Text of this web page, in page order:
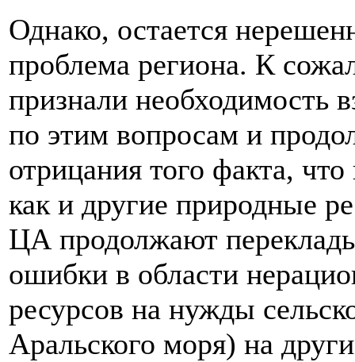
Однако, остается
проблема региона. К
признали необходимость
по этим вопросам и
отрицания того факта,
как и другие природные
ЦА продолжают
ошибки в области
ресурсов на нужды
Аральского моря) на